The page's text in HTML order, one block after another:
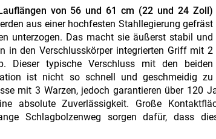
von 56 und 61 cm (22 und 24 Zoll)
aus einer hochfesten Stahllegierung gefräst
unterzogen. Das macht sie äußerst stabil und
in den Verschlusskörper integrierten Griff mit 2
Dieser typische Verschluss mit den beiden
ist nicht so schnell und geschmeidig zu
mit 3 Warzen, jedoch garantieren über 120
absolute Zuverlässigkeit. Große
Schlagbolzenweg sorgen dafür, dass